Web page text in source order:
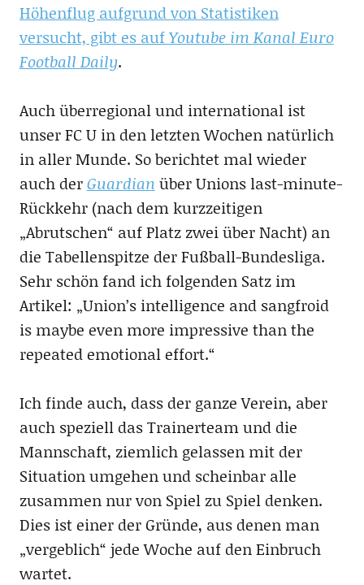
Höhenflug aufgrund von Statistiken
versucht, gibt es aufYoutube im Kanal Euro
Football Daily.
Auch überregional und international ist
unser FC U in den letzten Wochen natürlich
in aller Munde. So berichtet mal wieder
auch derGuardian über Unions last-minute-
Rückkehr (nach dem kurzzeitigen
„Abrutschen“ auf Platz zwei über Nacht) an
die Tabellenspitze der Fußball-Bundesliga.
Sehr schön fand ich folgenden Satz im
Artikel: „Union’s intelligence and sangfroid
is maybe even more impressive than the
repeated emotional effort.“
Ich finde auch, dass der ganze Verein, aber
auch speziell das Trainerteam und die
Mannschaft, ziemlich gelassen mit der
Situation umgehen und scheinbar alle
zusammen nur von Spiel zu Spiel denken.
Dies ist einer der Gründe, aus denen man
„vergeblich“ jede Woche auf den Einbruch
wartet.